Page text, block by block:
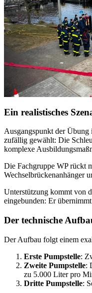
Ein realistisches
Ausgangspunkt der
zufällig gewählt: Die
komplexe
Die Fachgruppe WP rückt
Wechselbrückenanhänger
Unterstützung kommt von
eingebunden: Er
Der technische
Der Aufbau folgt einem
Erste Pumpstelle:
Zweite Pumpstelle:
zu 5.000 Liter pro
Dritte Pumpstelle: